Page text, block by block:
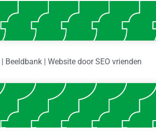
Beeldbank | Website doorSEO vrienden